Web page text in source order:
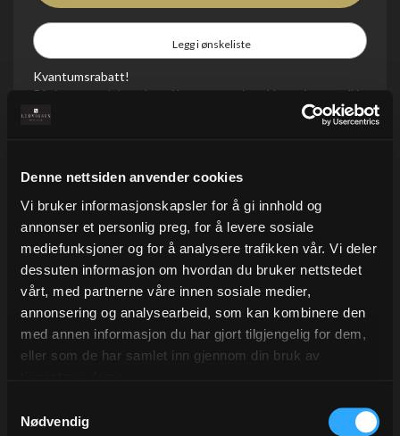
Denne nettsiden anvender cookies
Vi bruker informasjonskapsler for å gi innhold og
annonser et personlig preg, for å levere sosiale
mediefunksjoner og for å analysere trafikken vår. Vi deler
dessuten informasjon om hvordan du bruker nettstedet
vårt, med partnerne våre innen sosiale medier,
annonsering og analysearbeid, som kan kombinere den
med annen informasjon du har gjort tilgjengelig for dem,
eller som de har samlet inn gjennom din bruk av
Nødvendig
Legg i ønskeliste
Kvantumsrabatt!
På dette produktet har vi kvantumsrabatt! Legg inn antall i
forpakningsstørrelsen, så ser du enhetsprisen!
5 Rull
63,20
Beskrivelse
Alternativer